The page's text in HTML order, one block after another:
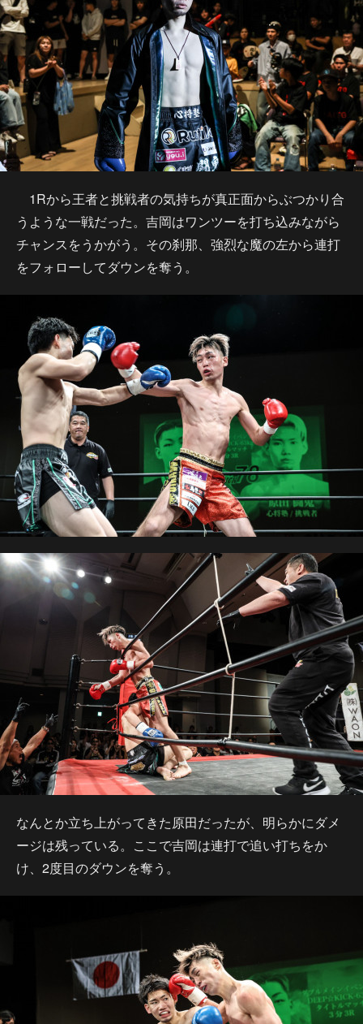
1Rから王者と挑戦者の気持ちが真正面からぶつかり合
うような一戦だった。吉岡はワンツーを打ち込みながら
チャンスをうかがう。その刹那、強烈な魔の左から連打
をフォローしてダウンを奪う。
なんとか立ち上がってきた原田だったが、明らかにダメ
ージは残っている。ここで吉岡は連打で追い打ちをか
け、2度目のダウンを奪う。